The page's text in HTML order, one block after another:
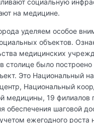
социальную
на медицине.
уделяем особое
объектов.
медицинских
столице было построено
Это Национальный
Национальный
медицины, 19 филиалов
обеспечения шаговой
ежегодного роста